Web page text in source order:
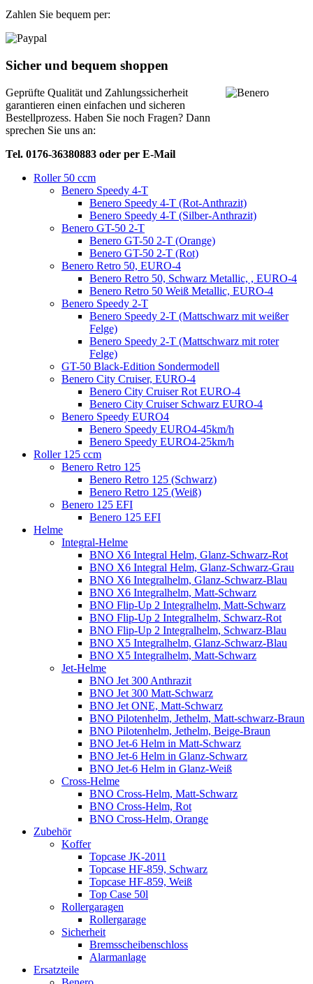
Zahlen Sie bequem per:
Sicher und bequem shoppen
Geprüfte Qualität und Zahlungssicherheit
garantieren einen einfachen und sicheren
Bestellprozess. Haben Sie noch Fragen? Dann
sprechen Sie uns an:
Tel. 0176-36380883 oder per E-Mail
Roller 50 ccm
Benero Speedy 4-T
Benero Speedy 4-T (Rot-Anthrazit)
Benero Speedy 4-T (Silber-Anthrazit)
Benero GT-50 2-T
Benero GT-50 2-T (Orange)
Benero GT-50 2-T (Rot)
Benero Retro 50, EURO-4
Benero Retro 50, Schwarz Metallic, , EURO-4
Benero Retro 50 Weiß Metallic, EURO-4
Benero Speedy 2-T
Benero Speedy 2-T (Mattschwarz mit weißer
Felge)
Benero Speedy 2-T (Mattschwarz mit roter
Felge)
GT-50 Black-Edition Sondermodell
Benero City Cruiser, EURO-4
Benero City Cruiser Rot EURO-4
Benero City Cruiser Schwarz EURO-4
Benero Speedy EURO4
Benero Speedy EURO4-45km/h
Benero Speedy EURO4-25km/h
Roller 125 ccm
Benero Retro 125
Benero Retro 125 (Schwarz)
Benero Retro 125 (Weiß)
Benero 125 EFI
Benero 125 EFI
Helme
Integral-Helme
BNO X6 Integral Helm, Glanz-Schwarz-Rot
BNO X6 Integral Helm, Glanz-Schwarz-Grau
BNO X6 Integralhelm, Glanz-Schwarz-Blau
BNO X6 Integralhelm, Matt-Schwarz
BNO Flip-Up 2 Integralhelm, Matt-Schwarz
BNO Flip-Up 2 Integralhelm, Schwarz-Rot
BNO Flip-Up 2 Integralhelm, Schwarz-Blau
BNO X5 Integralhelm, Glanz-Schwarz-Blau
BNO X5 Integralhelm, Matt-Schwarz
Jet-Helme
BNO Jet 300 Anthrazit
BNO Jet 300 Matt-Schwarz
BNO Jet ONE, Matt-Schwarz
BNO Pilotenhelm, Jethelm, Matt-schwarz-Braun
BNO Pilotenhelm, Jethelm, Beige-Braun
BNO Jet-6 Helm in Matt-Schwarz
BNO Jet-6 Helm in Glanz-Schwarz
BNO Jet-6 Helm in Glanz-Weiß
Cross-Helme
BNO Cross-Helm, Matt-Schwarz
BNO Cross-Helm, Rot
BNO Cross-Helm, Orange
Zubehör
Koffer
Topcase JK-2011
Topcase HF-859, Schwarz
Topcase HF-859, Weiß
Top Case 50l
Rollergaragen
Rollergarage
Sicherheit
Bremsscheibenschloss
Alarmanlage
Ersatzteile